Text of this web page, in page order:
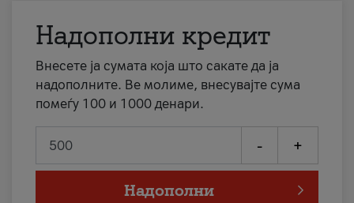
Надополни кредит
Внесете ја сумата која што сакате да ја
надополните. Ве молиме, внесувајте сума
помеѓу 100 и 1000 денари.
- +
Надополни